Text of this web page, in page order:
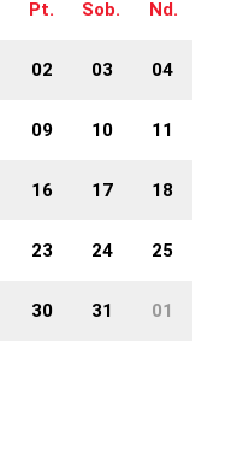
Pt. Sob. Nd.
02 03 04
09 10 11
16 17 18
23 24 25
30 31 01